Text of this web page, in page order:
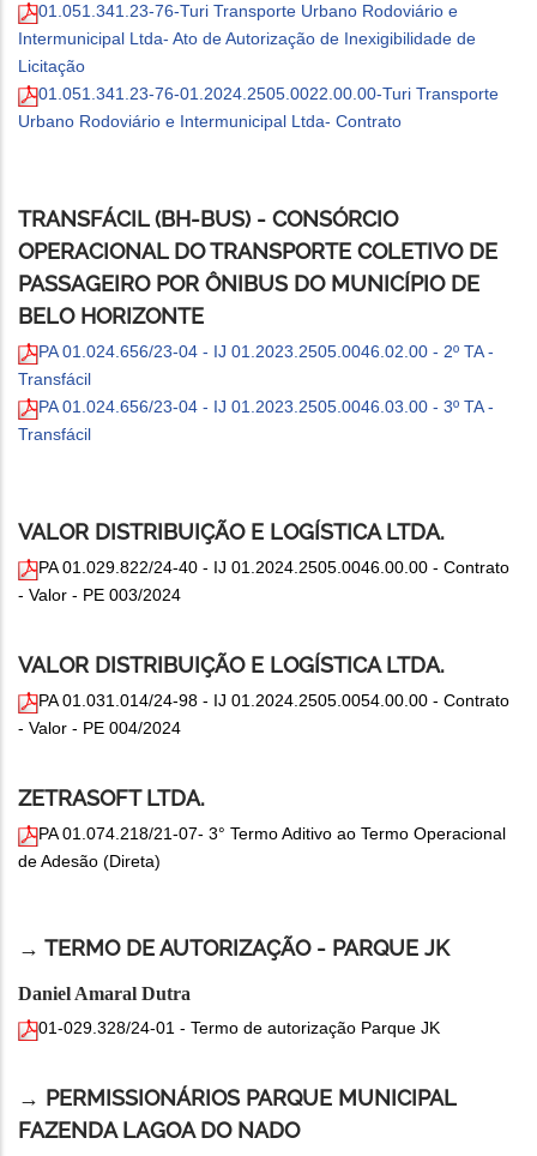
01.051.341.23-76-Turi Transporte Urbano Rodoviário e
Intermunicipal Ltda- Ato de Autorização de Inexigibilidade de
Licitação
01.051.341.23-76-01.2024.2505.0022.00.00-Turi Transporte
Urbano Rodoviário e Intermunicipal Ltda- Contrato
TRANSFÁCIL (BH-BUS) - CONSÓRCIO
OPERACIONAL DO TRANSPORTE COLETIVO DE
PASSAGEIRO POR ÔNIBUS DO MUNICÍPIO DE
BELO HORIZONTE
PA 01.024.656/23-04 - IJ 01.2023.2505.0046.02.00 - 2º TA -
Transfácil
PA 01.024.656/23-04 - IJ 01.2023.2505.0046.03.00 - 3º TA -
Transfácil
VALOR DISTRIBUIÇÃO E LOGÍSTICA LTDA.
PA 01.029.822/24-40 - IJ 01.2024.2505.0046.00.00 - Contrato
- Valor - PE 003/2024
VALOR DISTRIBUIÇÃO E LOGÍSTICA LTDA.
PA 01.031.014/24-98 - IJ 01.2024.2505.0054.00.00 - Contrato
- Valor - PE 004/2024
ZETRASOFT LTDA.
PA 01.074.218/21-07- 3° Termo Aditivo ao Termo Operacional
de Adesão (Direta)
→ TERMO DE AUTORIZAÇÃO - PARQUE JK
Daniel Amaral Dutra
01-029.328/24-01 - Termo de autorização Parque JK
→ PERMISSIONÁRIOS PARQUE MUNICIPAL
FAZENDA LAGOA DO NADO